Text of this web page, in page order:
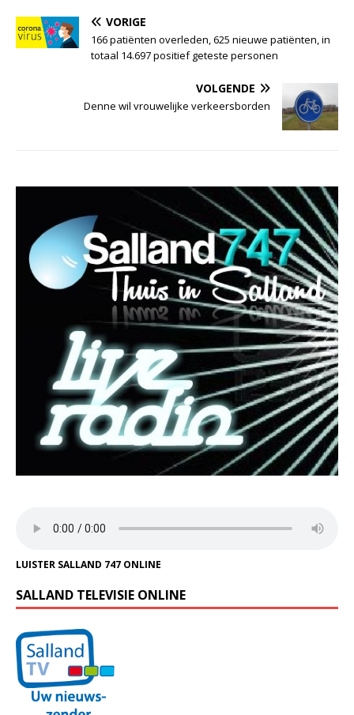
VORIGE
166 patiënten overleden, 625 nieuwe patiënten, in
totaal 14.697 positief geteste personen
VOLGENDE
Denne wil vrouwelijke verkeersborden
LUISTER SALLAND 747 ONLINE
SALLAND TELEVISIE ONLINE